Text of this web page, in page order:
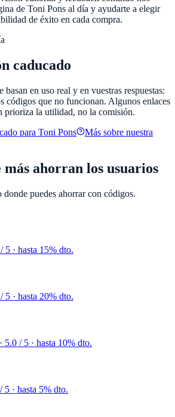
de Toni Pons al día y ayudarte a elegir
de éxito en cada compra.
caducado
basan en uso real y en vuestras respuestas:
códigos que no funcionan. Algunos enlaces
prioriza la utilidad, no la comisión.
para Toni Pons
Más sobre nuestra
más ahorran los usuarios
donde puedes ahorrar con códigos.
5 · hasta 15% dto.
5 · hasta 20% dto.
· 5.0 / 5 · hasta 10% dto.
5 · hasta 5% dto.